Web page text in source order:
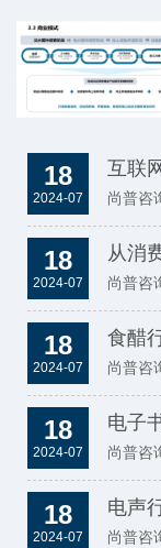
18
2024-07 尚普咨
18
2024-07 尚普咨
18
2024-07 尚普咨
18
2024-07
电子
尚普咨
18
2024-07 尚普咨